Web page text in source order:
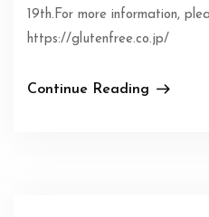
19th.For more information,
https://glutenfree.co.jp/
Continue Reading